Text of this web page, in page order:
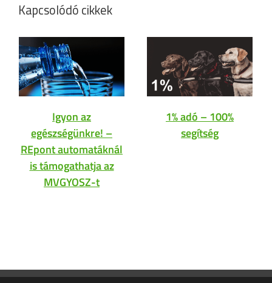
Kapcsolódó cikkek
Igyon az
egészségünkre! –
REpont automatáknál
is támogathatja az
MVGYOSZ-t
1% adó – 100%
segítség